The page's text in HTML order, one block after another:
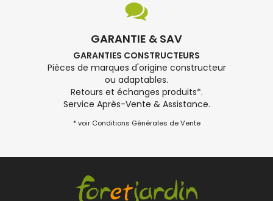
GARANTIE & SAV
GARANTIES CONSTRUCTEURS
Pièces de marques d'origine constructeur
ou adaptables.
Retours et échanges produits*.
Service Après-Vente & Assistance.
* voir Conditions Générales de Vente